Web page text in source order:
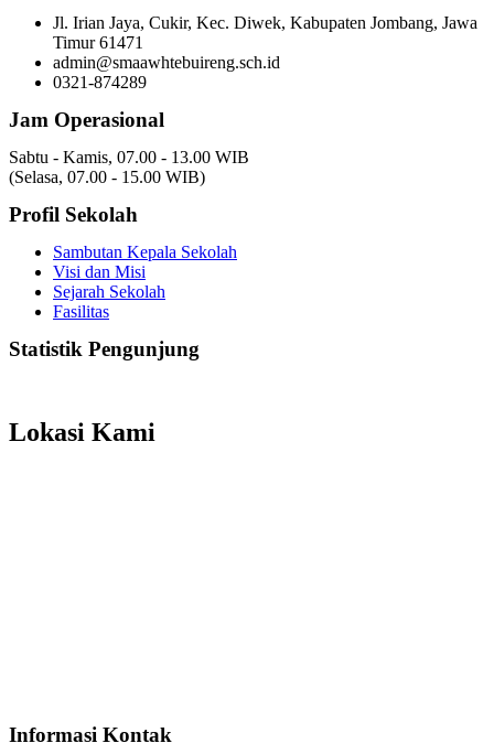
Jl. Irian Jaya, Cukir, Kec. Diwek, Kabupaten Jombang, Jawa
Timur 61471
admin@smaawhtebuireng.sch.id
0321-874289
Jam Operasional
Sabtu - Kamis, 07.00 - 13.00 WIB
(Selasa, 07.00 - 15.00 WIB)
Profil Sekolah
Sambutan Kepala Sekolah
Visi dan Misi
Sejarah Sekolah
Fasilitas
Statistik Pengunjung
Lokasi Kami
Informasi Kontak